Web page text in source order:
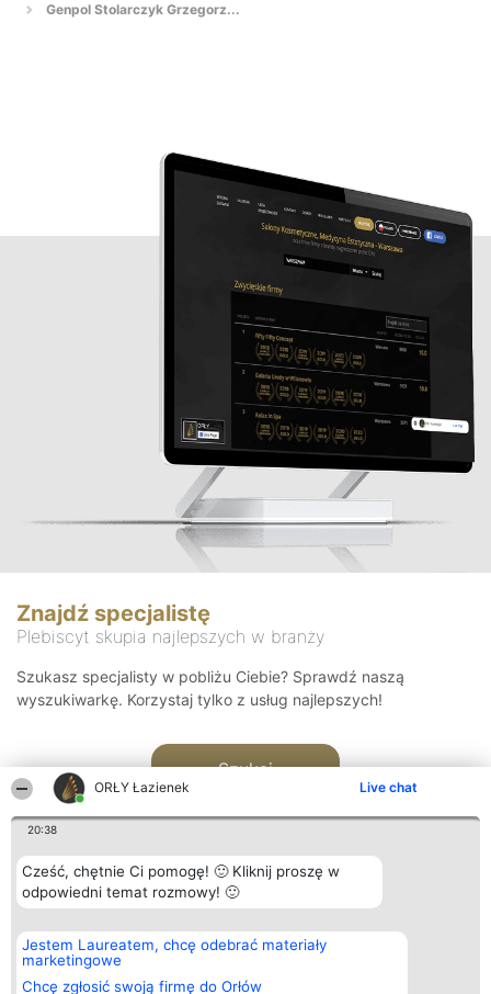
ORŁY Łazienek Live chat
20:38
Cześć, chętnie Ci pomogę! 🙂 Kliknij proszę w
odpowiedni temat rozmowy! 🙂
Jestem Laureatem, chcę odebrać materiały
marketingowe
Chcę zgłosić swoją firmę do Orłów
Genpol Stolarczyk Grzegorz...
Znajdź specjalistę
Plebiscyt skupia najlepszych w branży
Szukasz specjalisty w pobliżu Ciebie? Sprawdź naszą
wyszukiwarkę. Korzystaj tylko z usług najlepszych!
Szukaj
Organizator plebiscytu
Bright Side Solutions sp. z o.
o. sp. k.
ul. Ruska 22
Plebiscyt
Laureaci
wszystkich
Kontakt
Kontakt